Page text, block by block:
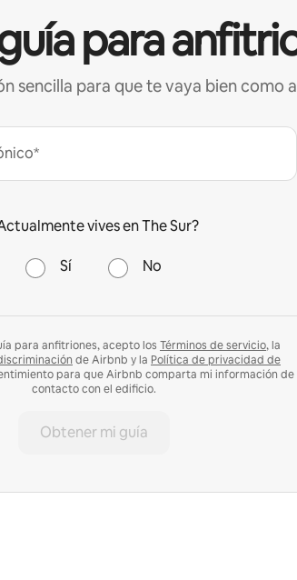
para
sencilla para que te vaya bien como
vives en The Sur?
Sí No
para anfitriones, acepto los Términos de servicio, la
de Airbnb y la Política de privacidad de
para que Airbnb comparta mi información de
contacto con el edificio.
Obtener mi guía